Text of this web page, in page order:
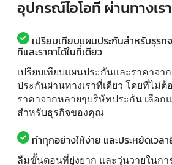
อุปกรณ์ไอโอที ผ่านทางเรา
เปรียบเทียบแผนประกันสำหรับธุรก
ทีและราคาได้ในที่เดียว
เปรียบเทียบแผนประกันและราคาจ
ประกันผ่านทางเราที่เดียว โดยที่ไม่ต้
ราคาจากหลายๆบริษัทประกัน เลือก
สำหรับธุรกิจของคุณ
ทำทุกอย่างให้ง่าย และประหยัดเวล
ลืมขั้นตอนที่ยุ่งยาก และวุ่นวายในก